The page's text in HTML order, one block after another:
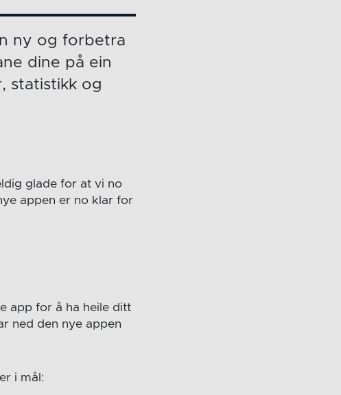
ny og forbetra
dine på ein
statistikk og
glade for at vi no
appen er no klar for
app for å ha heile ditt
ned den nye appen
i mål: